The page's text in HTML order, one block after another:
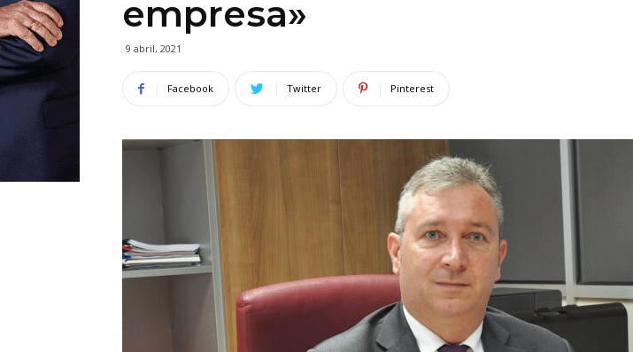
empresa»
9 abril, 2021
Facebook Twitter Pinterest